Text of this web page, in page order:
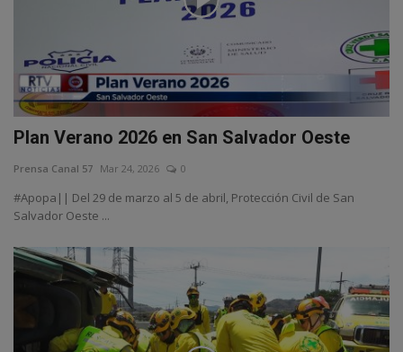
Plan Verano 2026 en San Salvador Oeste
Prensa Canal 57 Mar 24, 2026 0
#Apopa|| Del 29 de marzo al 5 de abril, Protección Civil de San
Salvador Oeste ...